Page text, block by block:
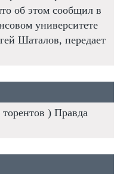
об этом сообщил в
университете
Шаталов, передает
) Правда